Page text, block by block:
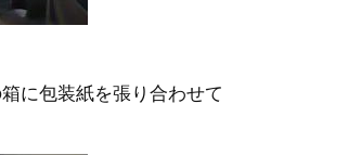
に包装紙を張り合わせて